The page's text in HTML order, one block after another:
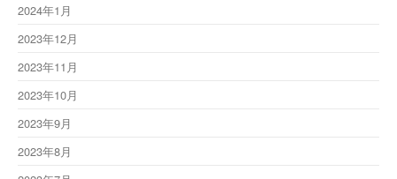
2024年1月
2023年12月
2023年11月
2023年10月
2023年9月
2023年8月